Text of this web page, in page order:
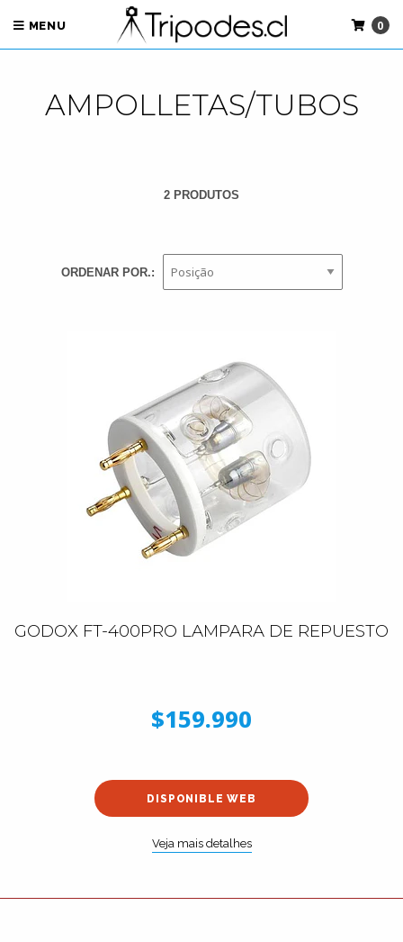
MENU 0
AMPOLLETAS/TUBOS
2 PRODUTOS
ORDENAR POR.:
GODOX FT-400PRO LAMPARA DE REPUESTO
$159.990
DISPONIBLE WEB
Veja mais detalhes